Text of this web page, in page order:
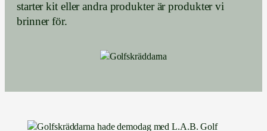
starter kit eller andra produkter är produkter vi
brinner för.